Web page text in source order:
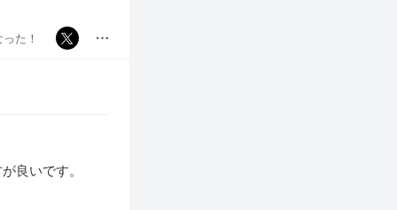
た！
良いです。